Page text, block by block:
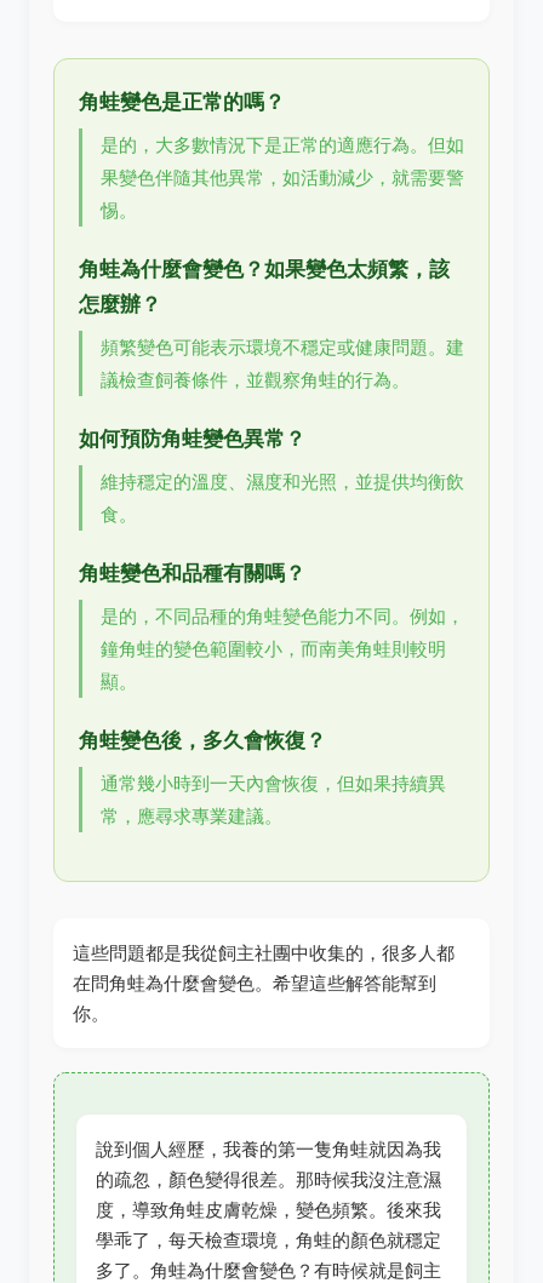
角蛙變色是正常的嗎？
是的，大多數情況下是正常的適應行為。但如
果變色伴隨其他異常，如活動減少，就需要警
惕。
角蛙為什麼會變色？如果變色太頻繁，該
怎麼辦？
頻繁變色可能表示環境不穩定或健康問題。建
議檢查飼養條件，並觀察角蛙的行為。
如何預防角蛙變色異常？
維持穩定的溫度、濕度和光照，並提供均衡飲
食。
角蛙變色和品種有關嗎？
是的，不同品種的角蛙變色能力不同。例如，
鐘角蛙的變色範圍較小，而南美角蛙則較明
顯。
角蛙變色後，多久會恢復？
通常幾小時到一天內會恢復，但如果持續異
常，應尋求專業建議。
這些問題都是我從飼主社團中收集的，很多人都
在問角蛙為什麼會變色。希望這些解答能幫到
你。
說到個人經歷，我養的第一隻角蛙就因為我
的疏忽，顏色變得很差。那時候我沒注意濕
度，導致角蛙皮膚乾燥，變色頻繁。後來我
學乖了，每天檢查環境，角蛙的顏色就穩定
多了。角蛙為什麼會變色？有時候就是飼主